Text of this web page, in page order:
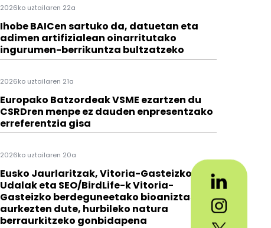
2026ko uztailaren 22a
Ihobe BAICen sartuko da, datuetan eta
adimen artifizialean oinarritutako
ingurumen-berrikuntza bultzatzeko
2026ko uztailaren 21a
Europako Batzordeak VSME ezartzen du
CSRDren menpe ez dauden enpresentzako
erreferentzia gisa
2026ko uztailaren 20a
Eusko Jaurlaritzak, Vitoria-Gasteizko
Udalak eta SEO/BirdLife-k Vitoria-
Gasteizko berdeguneetako bioaniztasuna
aurkezten dute, hurbileko natura
berraurkitzeko gonbidapena